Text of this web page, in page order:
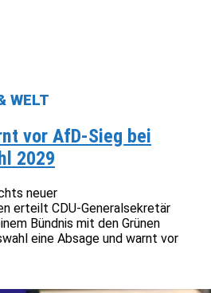
WELT
vor AfD-Sieg bei
2029
neuer
erteilt CDU-Generalsekretär
Bündnis mit den Grünen
eine Absage und warnt vor